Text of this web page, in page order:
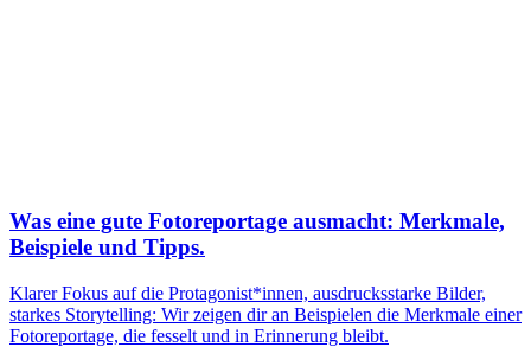
Was eine gute Fotoreportage ausmacht: Merkmale,
Beispiele und Tipps.
Klarer Fokus auf die Protagonist*innen, ausdrucksstarke Bilder,
starkes Storytelling: Wir zeigen dir an Beispielen die Merkmale einer
Fotoreportage, die fesselt und in Erinnerung bleibt.